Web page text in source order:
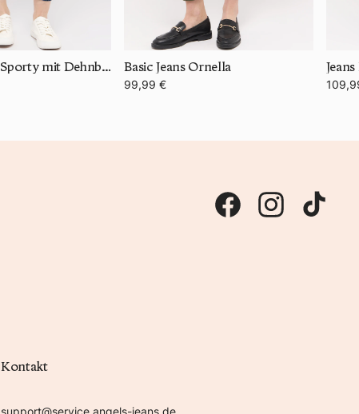
Jeans Ornella Sporty mit Dehnbund Basic Jeans Ornella
99,99 €
Kontakt
support@service.angels-jeans.de